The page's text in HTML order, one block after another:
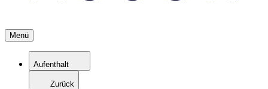
Menü
Aufenthalt
Zurück